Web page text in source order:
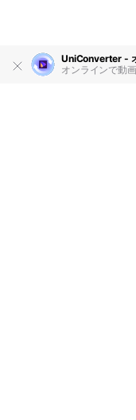
UniConverter -
オンラインで動